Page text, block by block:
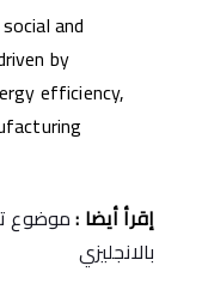
and
by
efficiency,
إقرأأيضا :موضوع
بالانجليزي